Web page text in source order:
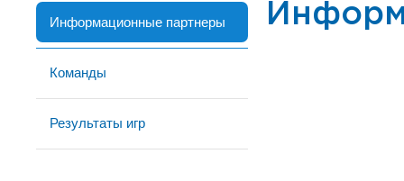
Информационные партнеры
Команды
Результаты игр